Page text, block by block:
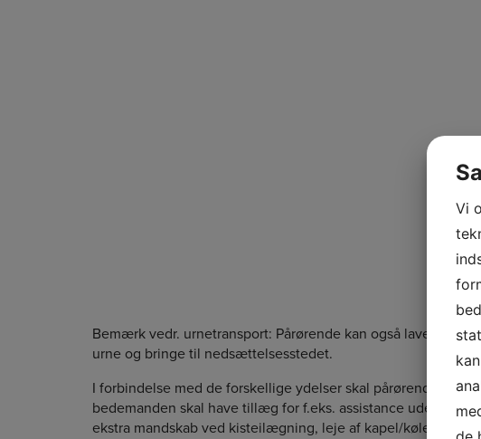
Bemærk vedr. urnetransport: Pårørende kan også lave aftale
urne og bringe til nedsættelsesstedet.
I forbindelse med de forskellige ydelser skal pårørende
bedemanden skal have tillæg for f.eks. assistance uden for
ekstra mandskab ved kisteilægning, leje af kapel/kølerum og
Vi